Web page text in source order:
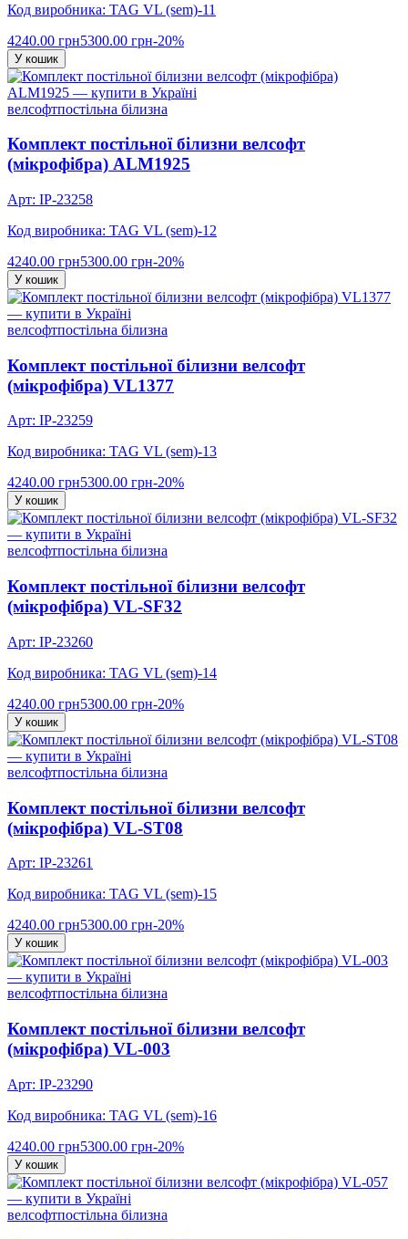
Код виробника: TAG VL (sem)-11
4240.00 грн5300.00 грн-20%
У кошик
велсофтпостільна білизна
Комплект постільної білизни велсофт
(мікрофібра) ALM1925
Арт: IP-23258
Код виробника: TAG VL (sem)-12
4240.00 грн5300.00 грн-20%
У кошик
велсофтпостільна білизна
Комплект постільної білизни велсофт
(мікрофібра) VL1377
Арт: IP-23259
Код виробника: TAG VL (sem)-13
4240.00 грн5300.00 грн-20%
У кошик
велсофтпостільна білизна
Комплект постільної білизни велсофт
(мікрофібра) VL-SF32
Арт: IP-23260
Код виробника: TAG VL (sem)-14
4240.00 грн5300.00 грн-20%
У кошик
велсофтпостільна білизна
Комплект постільної білизни велсофт
(мікрофібра) VL-ST08
Арт: IP-23261
Код виробника: TAG VL (sem)-15
4240.00 грн5300.00 грн-20%
У кошик
велсофтпостільна білизна
Комплект постільної білизни велсофт
(мікрофібра) VL-003
Арт: IP-23290
Код виробника: TAG VL (sem)-16
4240.00 грн5300.00 грн-20%
У кошик
велсофтпостільна білизна